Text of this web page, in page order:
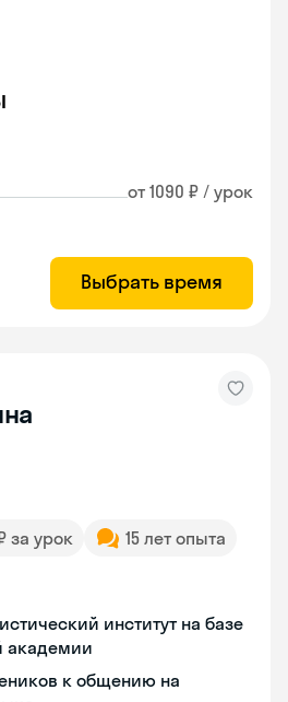
от 1090 ₽ / урок
Выбрать время
за урок
15 лет опыта
институт на базе
академии
к общению на